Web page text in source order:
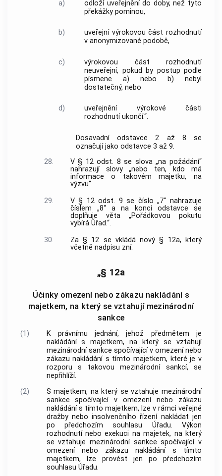
a)
odloží uveřejnění do doby, než tyto
překážky pominou,
b)
uveřejní výrokovou část rozhodnutí
v anonymizované podobě,
c)
výrokovou část rozhodnutí
neuveřejní, pokud by postup podle
písmene a) nebo b) nebyl
dostatečný, nebo
d)
uveřejnění výrokové části
rozhodnutí ukončí.“.
Dosavadní odstavce 2 až 8 se
označují jako odstavce 3 až 9.
28.
V § 12 odst. 8 se slova „na požádání“
nahrazují slovy „nebo ten, kdo má
informace o takovém majetku, na
výzvu“.
29.
V § 12 odst. 9 se číslo „7“ nahrazuje
číslem „8“ a na konci odstavce se
doplňuje věta „Pořádkovou pokutu
vybírá Úřad.“.
30.
Za § 12 se vkládá nový § 12a, který
včetně nadpisu zní:
„§ 12a
Účinky omezení nebo zákazu nakládání s
majetkem, na který se vztahují mezinárodní
sankce
(1)
K právnímu jednání, jehož předmětem je
nakládání s majetkem, na který se vztahují
mezinárodní sankce spočívající v omezení nebo
zákazu nakládání s tímto majetkem, které je v
rozporu s takovou mezinárodní sankcí, se
nepřihlíží.
(2)
S majetkem, na který se vztahuje mezinárodní
sankce spočívající v omezení nebo zákazu
nakládání s tímto majetkem, lze v rámci veřejné
dražby nebo insolvenčního řízení nakládat jen
po předchozím souhlasu Úřadu. Výkon
rozhodnutí nebo exekuci na majetek, na který
se vztahuje mezinárodní sankce spočívající v
omezení nebo zákazu nakládání s tímto
majetkem, lze provést jen po předchozím
souhlasu Úřadu.